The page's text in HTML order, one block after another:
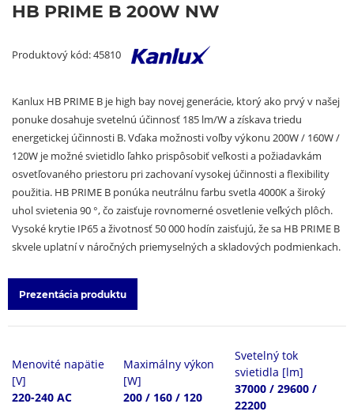
HB PRIME B 200W NW
Produktový kód: 45810
Kanlux HB PRIME B je high bay novej generácie, ktorý ako prvý v našej
ponuke dosahuje svetelnú účinnosť 185 lm/W a získava triedu
energetickej účinnosti B. Vďaka možnosti voľby výkonu 200W / 160W /
120W je možné svietidlo ľahko prispôsobiť veľkosti a požiadavkám
osvetľovaného priestoru pri zachovaní vysokej účinnosti a flexibility
použitia. HB PRIME B ponúka neutrálnu farbu svetla 4000K a široký
uhol svietenia 90 °, čo zaisťuje rovnomerné osvetlenie veľkých plôch.
Vysoké krytie IP65 a životnosť 50 000 hodín zaisťujú, že sa HB PRIME B
skvele uplatní v náročných priemyselných a skladových podmienkach.
Prezentácia produktu
Menovité napätie
[V]
220-240 AC
Maximálny výkon
[W]
200 / 160 / 120
Svetelný tok
svietidla [lm]
37000 / 29600 /
22200